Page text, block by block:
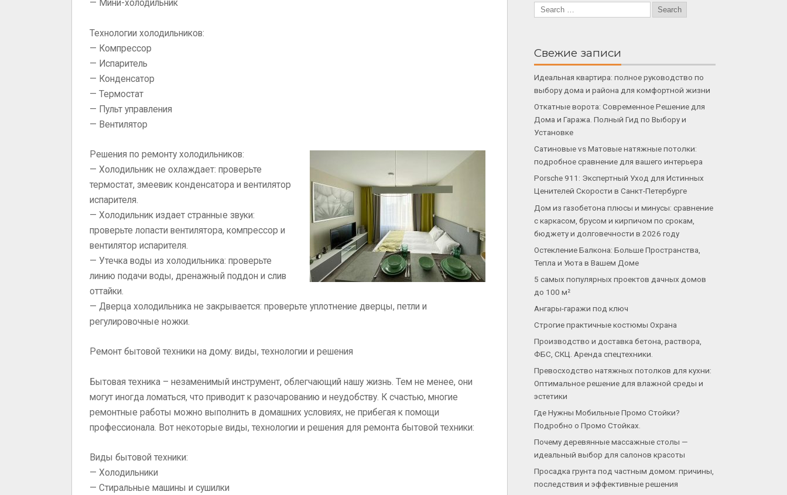
— Мини-холодильник
Технологии холодильников:
— Компрессор
— Испаритель
— Конденсатор
— Термостат
— Пульт управления
— Вентилятор
Решения по ремонту холодильников:
— Холодильник не охлаждает: проверьте
термостат, змеевик конденсатора и вентилятор
испарителя.
— Холодильник издает странные звуки:
проверьте лопасти вентилятора, компрессор и
вентилятор испарителя.
— Утечка воды из холодильника: проверьте
линию подачи воды, дренажный поддон и слив
оттайки.
— Дверца холодильника не закрывается: проверьте уплотнение дверцы, петли и
регулировочные ножки.
Ремонт бытовой техники на дому: виды, технологии и решения
Бытовая техника – незаменимый инструмент, облегчающий нашу жизнь. Тем не менее, они
могут иногда ломаться, что приводит к разочарованию и неудобству. К счастью, многие
ремонтные работы можно выполнить в домашних условиях, не прибегая к помощи
профессионала. Вот некоторые виды, технологии и решения для ремонта бытовой техники:
Виды бытовой техники:
— Холодильники
— Стиральные машины и сушилки
Свежие записи
Идеальная квартира: полное руководство по
выбору дома и района для комфортной жизни
Откатные ворота: Современное Решение для
Дома и Гаража. Полный Гид по Выбору и
Установке
Сатиновые vs Матовые натяжные потолки:
подробное сравнение для вашего интерьера
Porsche 911: Экспертный Уход для Истинных
Ценителей Скорости в Санкт-Петербурге
Дом из газобетона плюсы и минусы: сравнение
с каркасом, брусом и кирпичом по срокам,
бюджету и долговечности в 2026 году
Остекление Балкона: Больше Пространства,
Тепла и Уюта в Вашем Доме
5 самых популярных проектов дачных домов
до 100 м²
Ангары-гаражи под ключ
Строгие практичные костюмы Охрана
Производство и доставка бетона, раствора,
ФБС, СКЦ. Аренда спецтехники.
Превосходство натяжных потолков для кухни:
Оптимальное решение для влажной среды и
эстетики
Где Нужны Мобильные Промо Стойки?
Подробно о Промо Стойках.
Почему деревянные массажные столы —
идеальный выбор для салонов красоты
Просадка грунта под частным домом: причины,
последствия и эффективные решения